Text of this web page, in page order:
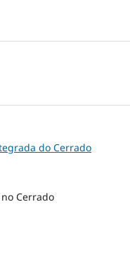
do Cerrado
Cerrado